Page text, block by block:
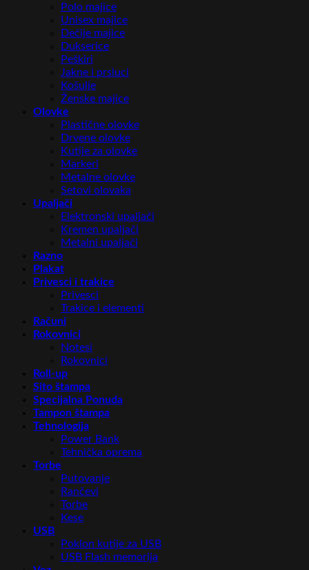
Polo majice
Unisex majice
Dečije majice
Dukserice
Peškiri
Jakne i prsluci
Košulje
Ženske majice
Olovke
Plastične olovke
Drvene olovke
Kutije za olovke
Markeri
Metalne olovke
Setovi olovaka
Upaljači
Elektronski upaljači
Kremen upaljači
Metalni upaljači
Razno
Plakat
Privesci i trakice
Privesci
Trakice i elementi
Računi
Rokovnici
Notesi
Rokovnici
Roll-up
Sito štampa
Specijalna Ponuda
Tampon štampa
Tehnologija
Power Bank
Tehnička oprema
Torbe
Putovanje
Rančevi
Torbe
Kese
USB
Poklon kutije za USB
USB Flash memorija